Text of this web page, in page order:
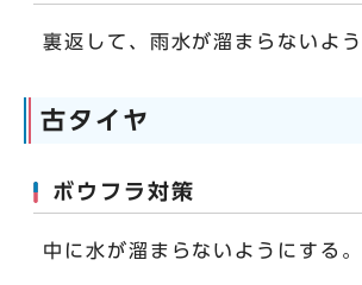
裏返して、雨水が溜まらないよう
古タイヤ
ボウフラ対策
中に水が溜まらないようにする。